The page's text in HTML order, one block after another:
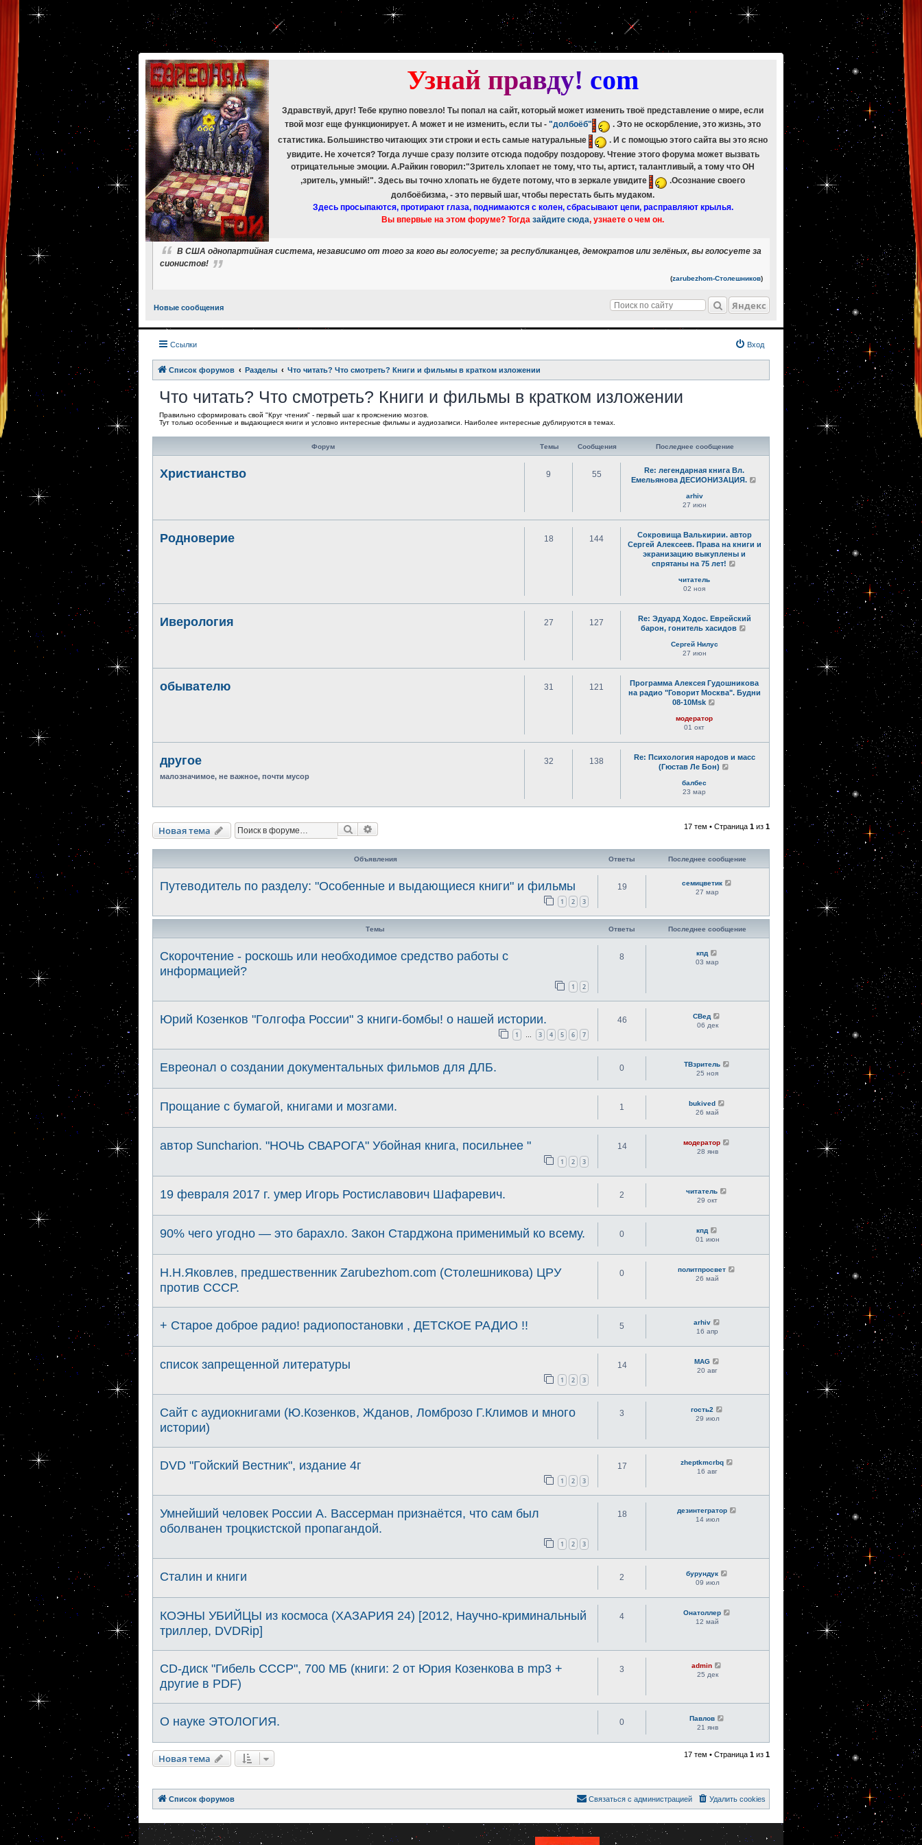
[phpBB Debug] PHP Warning : in file [ROOT]/phpbb/db/driver/mysqli.php
mysqli_fetch_assoc(): Couldn't fetch mysqli_result
[phpBB Debug] PHP Warning
[ROOT]/phpbb/db/driver/mysqli.php
mysqli_free_result(): Couldn't fetch mysqli_result
[phpBB Debug] PHP Warning
: in file [ROOT]/phpbb/db/driver/mysqli.php 265 :mysqli_fetch_assoc(): Couldn't fetch mysqli_result
[phpBB Debug] PHP Warning
: in file [ROOT]/phpbb/db/driver/mysqli.php on line 329 :mysqli_free_result(): Couldn't fetch mysqli_result
[phpBB Debug] PHP Warning
[ROOT]/phpbb/db/driver/mysqli.php on line 265 : mysqli_fetch_assoc(): Couldn't fetch mysqli_result
[phpBB Debug] PHP Warning
[ROOT]/phpbb/db/driver/mysqli.php on line mysqli_free_result(): Couldn't fetch mysqli_result
Узнай правду! com
Здравствуй, друг! Тебе крупно повезло! Ты попал на сайт, который может изменить твоё представление о мире, если
твой мозг еще функционирует. А может и не изменить, если ты - "долбоёб"
. Это не оскорбление, это жизнь, это
статистика. Большинство читающих эти строки и есть самые натуральные
. И с помощью этого сайта вы это ясно
увидите. Не хочется? Тогда лучше сразу ползите отсюда подобру поздорову. Чтение этого форума может вызвать
отрицательные эмоции. А.Райкин говорил:"Зритель хлопает не тому, что ты, артист, талантливый, а тому что ОН
,зритель, умный!". Здесь вы точно хлопать не будете потому, что в зеркале увидите
.Осознание своего
долбоёбизма, - это первый шаг, чтобы перестать быть мудаком.
Здесь просыпаются, протирают глаза, поднимаются с колен, сбрасывают цепи, расправляют крылья.
Вы впервые на этом форуме? Тогда зайдите сюда, узнаете о чем он.
В США однопартийная система, независимо от того за кого вы голосуете; за республиканцев, демократов или зелёных, вы голосуете за
сионистов!
(zarubezhom-Столешников)
Новые сообщения Яндекс
Ссылки Вход
Список форумов Разделы Что читать? Что смотреть? Книги и фильмы в кратком изложении
Что читать? Что смотреть? Книги и фильмы в кратком изложении
Правильно сформировать свой "Круг чтения" - первый шаг к прояснению мозгов.
Тут только особенные и выдающиеся книги и условно интересные фильмы и аудиозаписи. Наиболее интересные дублируются в темах.
Форум Темы Сообщения Последнее сообщение
Христианство 9 55
Re: легендарная книга Вл.
Емельянова ДЕСИОНИЗАЦИЯ.
arhiv
27 июн
Родноверие 18 144
Сокровища Валькирии. автор
Сергей Алексеев. Права на книги и
экранизацию выкуплены и
спрятаны на 75 лет!
читатель
02 ноя
Иверология 27 127
Re: Эдуард Ходос. Еврейский
барон, гонитель хасидов
Сергей Нилус
27 июн
обывателю 31 121
Программа Алексея Гудошникова
на радио "Говорит Москва". Будни
08-10Msk
модератор
01 окт
другое
малозначимое, не важное, почти мусор
32 138
Re: Психология народов и масс
(Гюстав Ле Бон)
балбес
23 мар
Новая тема Поиск 17 тем • Страница 1 из 1
Объявления Ответы Последнее сообщение
Путеводитель по разделу: "Особенные и выдающиеся книги" и фильмы
1 2 3
19
семицветик
27 мар
Темы Ответы Последнее сообщение
Скорочтение - роскошь или необходимое средство работы с
информацией?
1 2
8
кпд
03 мар
Юрий Козенков "Голгофа России" 3 книги-бомбы! о нашей истории.
1 … 3 4 5 6 7
46
СВед
06 дек
Евреонал о создании документальных фильмов для ДЛБ. 0
ТВзритель
25 ноя
Прощание с бумагой, книгами и мозгами. 1
bukived
26 май
автор Suncharion. "НОЧЬ СВАРОГА" Убойная книга, посильнее "
1 2 3
14
модератор
28 янв
19 февраля 2017 г. умер Игорь Ростиславович Шафаревич. 2
читатель
29 окт
90% чего угодно — это барахло. Закон Старджона применимый ко всему. 0
кпд
01 июн
Н.Н.Яковлев, предшественник Zarubezhom.com (Столешникова) ЦРУ
против СССР.
0
политпросвет
26 май
+ Старое доброе радио! радиопостановки , ДЕТСКОЕ РАДИО !! 5
arhiv
16 апр
список запрещенной литературы
1 2 3
14
MAG
20 авг
Сайт с аудиокнигами (Ю.Козенков, Жданов, Ломброзо Г.Климов и много
истории)
3
гость2
29 июл
DVD "Гойский Вестник", издание 4г
1 2 3
17
zheptkmcrbq
16 авг
Умнейший человек России А. Вассерман признаётся, что сам был
оболванен троцкистской пропагандой.
1 2 3
18
дезинтегратор
14 июл
Сталин и книги 2
бурундук
09 июл
КОЭНЫ УБИЙЦЫ из космоса (ХАЗАРИЯ 24) [2012, Научно-криминальный
триллер, DVDRip]
4
Онатоллер
12 май
CD-диск "Гибель СССР", 700 МБ (книги: 2 от Юрия Козенкова в mp3 +
другие в PDF)
3
admin
25 дек
О науке ЭТОЛОГИЯ. 0
Павлов
21 янв
Новая тема 17 тем • Страница 1 из 1
Список форумов Удалить cookies
Связаться с администрацией